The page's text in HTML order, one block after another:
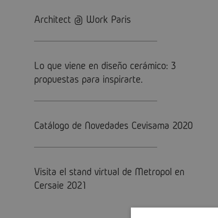
Architect @ Work Paris
Lo que viene en diseño cerámico: 3
propuestas para inspirarte.
Catálogo de Novedades Cevisama 2020
Visita el stand virtual de Metropol en
Cersaie 2021